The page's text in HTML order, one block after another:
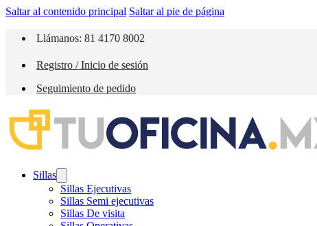
Saltar al contenido principal Saltar al pie de página
Llámanos: 81 4170 8002
Registro / Inicio de sesión
Seguimiento de pedido
Sillas
Sillas Ejecutivas
Sillas Semi ejecutivas
Sillas De visita